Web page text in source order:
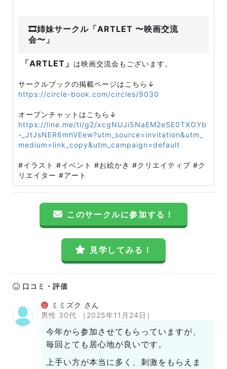
🎞姉妹サークル「ARTLET 〜映画交流
会〜」
「ARTLET」 は映画交流会もございます。
サークルブックの掲載ページはこちら↓
https://circle-book.com/circles/9030
オープンチャットはこちら↓
https://line.me/ti/g2/xcgNUJi5NaEM2eSE0TXOYb
-_JtJsNER6mhVEew?utm_source=invitation&utm_
medium=link_copy&utm_campaign=default
#イラスト #イベント #お絵かき #クリエイティブ #ク
リエイター #アート
このサークルに参加する！
見学してみる！
口コミ・評価
ミミズク さん
男性 30代
［2025年11月24日］
今年から参加させてもらっていますが、
毎回とても居心地が良いです。
上手い方が本当に多く、刺激をもらえま